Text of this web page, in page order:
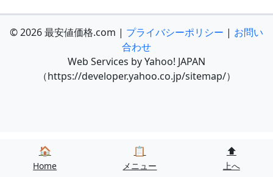
© 2026 最安値価格.com | プライバシーポリシー | お問い
合わせ
Web Services by Yahoo! JAPAN
（https://developer.yahoo.co.jp/sitemap/）
🏠
Home
📋
メニュー
⬆️
上へ